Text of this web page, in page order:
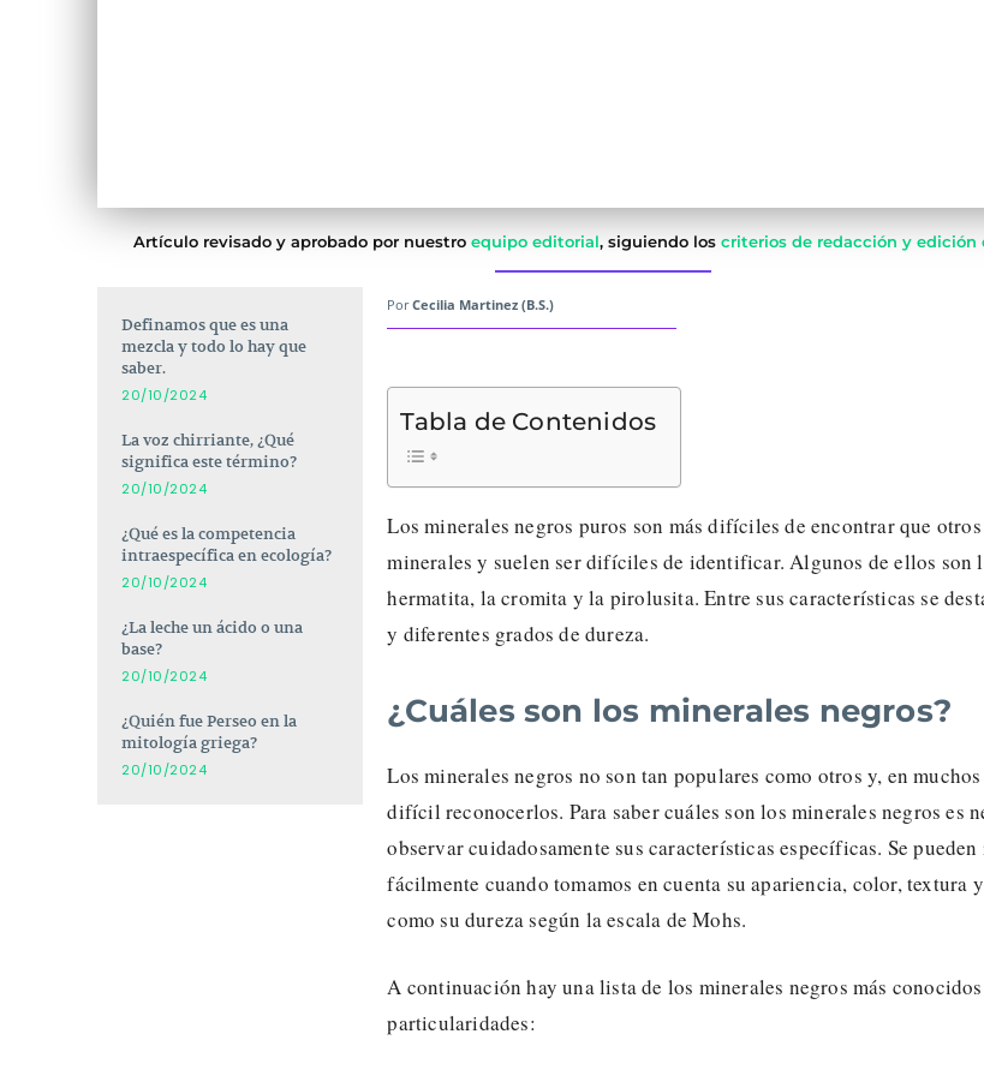
Artículo revisado y aprobado por nuestro equipo editorial, siguiendo los criterios de redacción y edición
Definamos que es una
mezcla y todo lo hay que
saber.
20/10/2024
La voz chirriante, ¿Qué
significa este término?
20/10/2024
¿Qué es la competencia
intraespecífica en ecología?
20/10/2024
¿La leche un ácido o una
base?
20/10/2024
¿Quién fue Perseo en la
mitología griega?
20/10/2024
Por Cecilia Martinez (B.S.)
Tabla de Contenidos
Los minerales negros puros son más difíciles de encontrar que
minerales y suelen ser difíciles de identificar. Algunos de ellos son
hermatita, la cromita y la pirolusita. Entre sus características se
y diferentes grados de dureza.
¿Cuáles son los minerales negros?
Los minerales negros no son tan populares como otros y, en muchos
difícil reconocerlos. Para saber cuáles son los minerales negros es
observar cuidadosamente sus características específicas. Se
fácilmente cuando tomamos en cuenta su apariencia, color, textura
como su dureza según la escala de Mohs.
A continuación hay una lista de los minerales negros más
particularidades: